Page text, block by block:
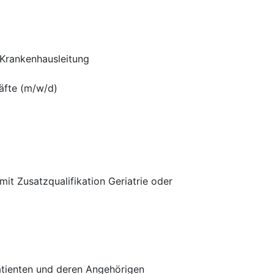
(m/w/d)
Zusatzqualifikation Geriatrie oder
und deren Angehörigen